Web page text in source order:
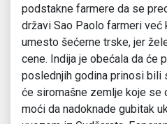
podstakne farmere da se
državi Sao Paolo farmeri već
umesto šećerne trske, jer
cene. Indija je obećala da će
poslednjih godina prinosi bili
će siromašne zemlje koje se
moći da nadoknade gubitak